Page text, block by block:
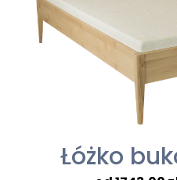
Łóżko